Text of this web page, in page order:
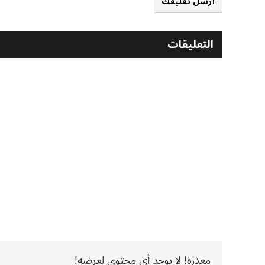
التعليقات
معذرة! لا يوجد أي محتوى لعرضه!